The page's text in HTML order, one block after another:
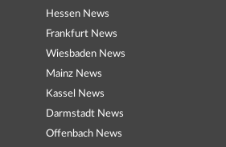
Hessen News
Frankfurt News
Wiesbaden News
Mainz News
Kassel News
Darmstadt News
Offenbach News